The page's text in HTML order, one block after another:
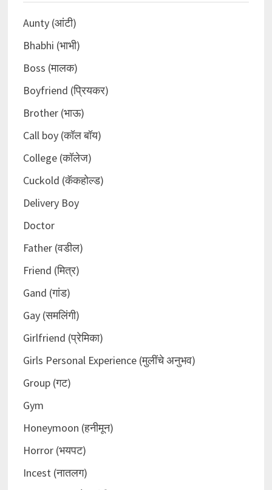
Aunty (आंटी)
Bhabhi (भाभी)
Boss (मालक)
Boyfriend (प्रियकर)
Brother (भाऊ)
Call boy (कॉल बॉय)
College (कॉलेज)
Cuckold (कॅकहोल्ड)
Delivery Boy
Doctor
Father (वडील)
Friend (मित्र)
Gand (गांड)
Gay (समलिंगी)
Girlfriend (प्रेमिका)
Girls Personal Experience (मुलींचे अनुभव)
Group (गट)
Gym
Honeymoon (हनीमून)
Horror (भयपट)
Incest (नातलग)